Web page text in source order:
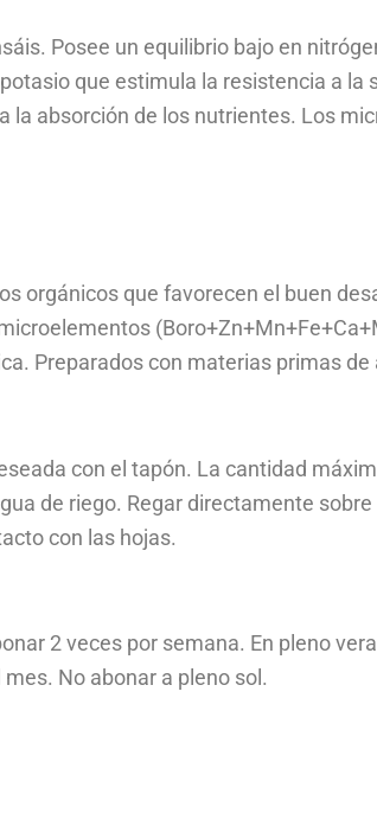
Posee un equilibrio bajo en
que estimula la resistencia a la
la absorción de los nutrientes. Los
orgánicos que favorecen el buen
Preparados con materias primas de
con el tapón. La cantidad
de riego. Regar directamente sobre
con las hojas.
2 veces por semana. En pleno
No abonar a pleno sol.